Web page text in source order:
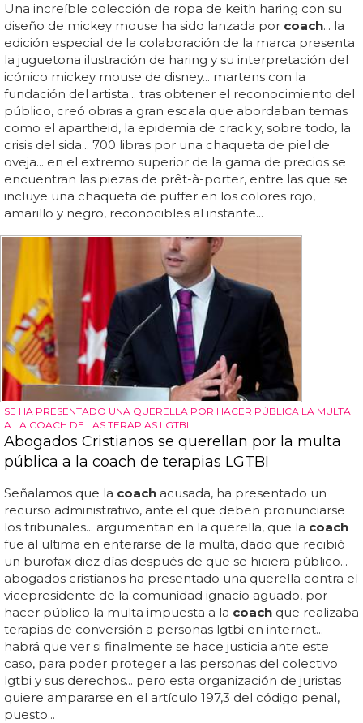
Una increíble colección de ropa de keith haring con su
diseño de mickey mouse ha sido lanzada por coach... la
edición especial de la colaboración de la marca presenta
la juguetona ilustración de haring y su interpretación del
icónico mickey mouse de disney... martens con la
fundación del artista... tras obtener el reconocimiento del
público, creó obras a gran escala que abordaban temas
como el apartheid, la epidemia de crack y, sobre todo, la
crisis del sida... 700 libras por una chaqueta de piel de
oveja... en el extremo superior de la gama de precios se
encuentran las piezas de prêt-à-porter, entre las que se
incluye una chaqueta de puffer en los colores rojo,
amarillo y negro, reconocibles al instante...
SE HA PRESENTADO UNA QUERELLA POR HACER PÚBLICA LA MULTA
A LA COACH DE LAS TERAPIAS LGTBI
Abogados Cristianos se querellan por la multa
pública a la coach de terapias LGTBI
Señalamos que la coach acusada, ha presentado un
recurso administrativo, ante el que deben pronunciarse
los tribunales... argumentan en la querella, que la coach
fue al ultima en enterarse de la multa, dado que recibió
un burofax diez días después de que se hiciera público...
abogados cristianos ha presentado una querella contra el
vicepresidente de la comunidad ignacio aguado, por
hacer público la multa impuesta a la coach que realizaba
terapias de conversión a personas lgtbi en internet...
habrá que ver si finalmente se hace justicia ante este
caso, para poder proteger a las personas del colectivo
lgtbi y sus derechos... pero esta organización de juristas
quiere ampararse en el artículo 197,3 del código penal,
puesto...